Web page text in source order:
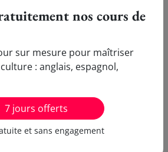
Imparfait
que je bâcl
asse
que tu bâclasses
nos cours de
sur mesure pour maîtriser
: anglais, espagnol,
7 jours offerts
et sans engagement